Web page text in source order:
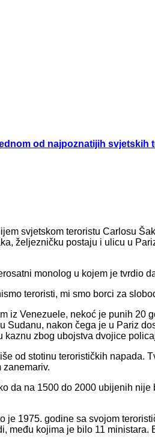
od najpoznatijih svjetskih
svjetskom teroristu Carlosu
željezničku postaju i ulicu u
monolog u kojem je tvrdio
teroristi, mi smo borci za
iz Venezuele, nekoć je punih 20
Sudanu, nakon čega je u Pariz
kaznu zbog ubojstva dvojice
od stotinu terorističkih napada.
zanemariv.
da na 1500 do 2000 ubijenih
je 1975. godine sa svojom
među kojima je bilo 11 ministara.